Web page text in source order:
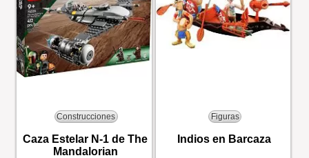
Construcciones
Caza Estelar N-1 de The
Mandalorian
Figuras
Indios en Barcaza